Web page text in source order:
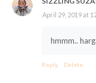
April 29, 2019 at
hmmm..
Reply Delete